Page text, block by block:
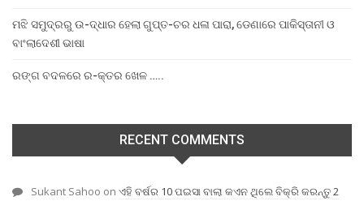
ମଝି ସମୁଦ୍ରରୁ ଉ-ଦ୍ଧାର ହେଲା ଗୁପ୍ତ-ଚର ଧଳା ପାରା, ଡେଣାରେ ପାକିସ୍ତାନୀ ଓ
ବାଂଲାଦେଶୀ ଭାଷା
ରଙ୍ଗ ବଦଳରେ ର-କ୍ତର ଖେଳ …..
RECENT COMMENTS
Sukant Sahoo on ଏହି ବର୍ଷର 10 ପଇସା ବାଲା କଏନ ଥିଲେ ବିକ୍ରି କରନ୍ତୁ 2